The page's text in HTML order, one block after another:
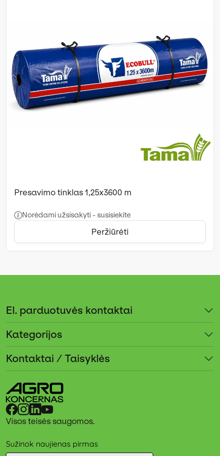
Presavimo tinklas 1,25x3600 m
Norėdami užsisakyti - susisiekite
Peržiūrėti
El. parduotuvės kontaktai
Kategorijos
Kontaktai / Taisyklės
Visos teisės saugomos.
Sužinok naujienas pirmas